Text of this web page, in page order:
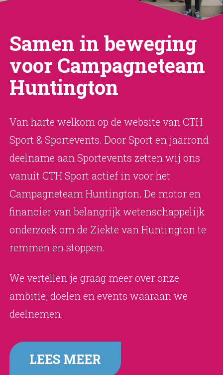
Samen in beweging
voor Campagneteam
Huntington
Van harte welkom op de website van CTH
Sport & Sportevents. Door Sport en jaarrond
deelname aan Sportevents zetten wij ons
vanuit CTH Sport actief in voor het
Campagneteam Huntington. De motor en
financier van belangrijk wetenschappelijk
onderzoek om de Ziekte van Huntington te
remmen en stoppen.
We vertellen je graag meer over onze
ambitie, doelen en events waaraan we
deelnemen.
LEES MEER